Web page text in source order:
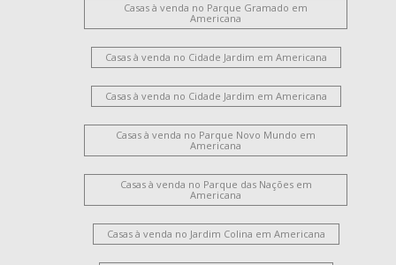
Casas à venda no Parque Gramado em
Americana
Casas à venda no Cidade Jardim em Americana
Casas à venda no Cidade Jardim em Americana
Casas à venda no Parque Novo Mundo em
Americana
Casas à venda no Parque das Nações em
Americana
Casas à venda no Jardim Colina em Americana